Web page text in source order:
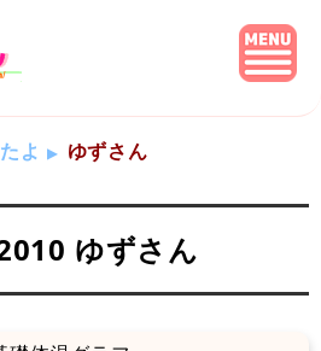
よ ゆずさん
ゆずさん